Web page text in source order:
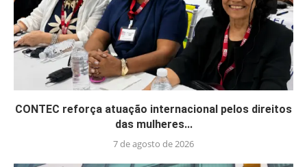
CONTEC reforça atuação internacional pelos direitos
das mulheres...
7 de agosto de 2026